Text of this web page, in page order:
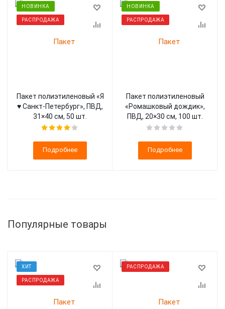
НОВИНКА
РАСПРОДАЖА
Пакет полиэтиленовый «Я
♥ Санкт-Петербург», ПВД,
31×40 см, 50 шт.
Подробнее
НОВИНКА
РАСПРОДАЖА
Пакет полиэтиленовый
«Ромашковый дождик»,
ПВД, 20×30 см, 100 шт.
Подробнее
Популярные товары
ХИТ
РАСПРОДАЖА
РАСПРОДАЖА